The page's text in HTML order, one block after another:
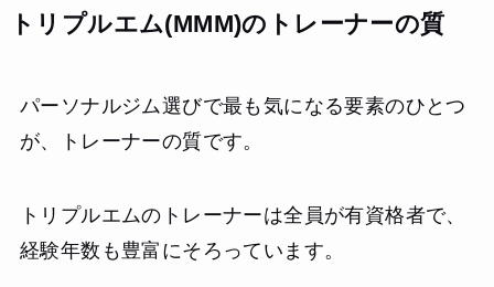
トリプルエム(MMM)のトレーナーの質
パーソナルジム選びで最も気になる要素のひとつ
が、トレーナーの質です。
トリプルエムのトレーナーは全員が有資格者で、
経験年数も豊富にそろっています。